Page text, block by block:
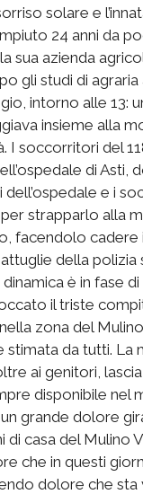
solare e
24 anni da
sua azienda
gli studi di
intorno alle 13:
insieme alla
I soccorritori del
di Asti,
dell’ospedale e i
strapparlo alla
facendolo cadere
della
dinamica è in fase
il triste
zona del
da tutti. La
ai genitori,
disponibile nel
grande dolore
di casa del Mulino
che in questi
dolore che